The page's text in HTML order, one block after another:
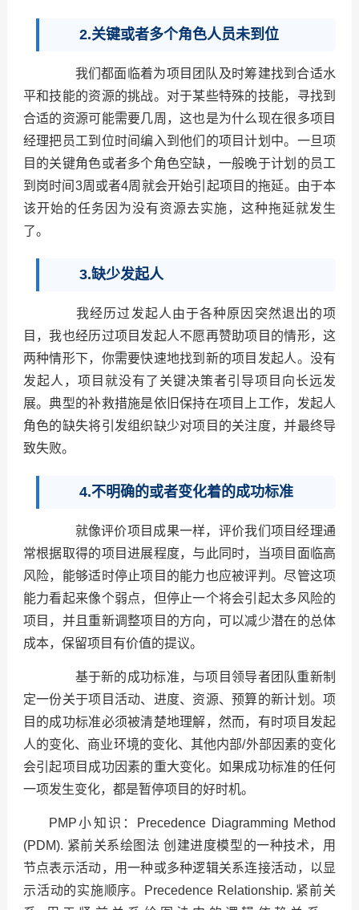
2.关键或者多个角色人员未到位
我们都面临着为项目团队及时筹建找到合适水
平和技能的资源的挑战。对于某些特殊的技能，寻找到
合适的资源可能需要几周，这也是为什么现在很多项目
经理把员工到位时间编入到他们的项目计划中。一旦项
目的关键角色或者多个角色空缺，一般晚于计划的员工
到岗时间3周或者4周就会开始引起项目的拖延。由于本
该开始的任务因为没有资源去实施，这种拖延就发生
了。
3.缺少发起人
我经历过发起人由于各种原因突然退出的项
目，我也经历过项目发起人不愿再赞助项目的情形，这
两种情形下，你需要快速地找到新的项目发起人。没有
发起人，项目就没有了关键决策者引导项目向长远发
展。典型的补救措施是依旧保持在项目上工作，发起人
角色的缺失将引发组织缺少对项目的关注度，并最终导
致失败。
4.不明确的或者变化着的成功标准
就像评价项目成果一样，评价我们项目经理通
常根据取得的项目进展程度，与此同时，当项目面临高
风险，能够适时停止项目的能力也应被评判。尽管这项
能力看起来像个弱点，但停止一个将会引起太多风险的
项目，并且重新调整项目的方向，可以减少潜在的总体
成本，保留项目有价值的提议。
基于新的成功标准，与项目领导者团队重新制
定一份关于项目活动、进度、资源、预算的新计划。项
目的成功标准必须被清楚地理解，然而，有时项目发起
人的变化、商业环境的变化、其他内部/外部因素的变化
会引起项目成功因素的重大变化。如果成功标准的任何
一项发生变化，都是暂停项目的好时机。
PMP小知识：Precedence Diagramming Method
(PDM). 紧前关系绘图法 创建进度模型的一种技术，用
节点表示活动，用一种或多种逻辑关系连接活动，以显
示活动的实施顺序。Precedence Relationship. 紧前关